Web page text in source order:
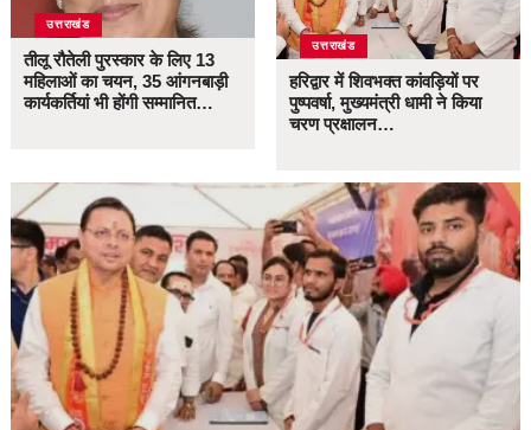
उत्तराखंड
तीलू रौतेली पुरस्कार के लिए 13
महिलाओं का चयन, 35 आंगनबाड़ी
कार्यकर्तियां भी होंगी सम्मानित…
उत्तराखंड
हरिद्वार में शिवभक्त कांवड़ियों पर
पुष्पवर्षा, मुख्यमंत्री धामी ने किया
चरण प्रक्षालन…